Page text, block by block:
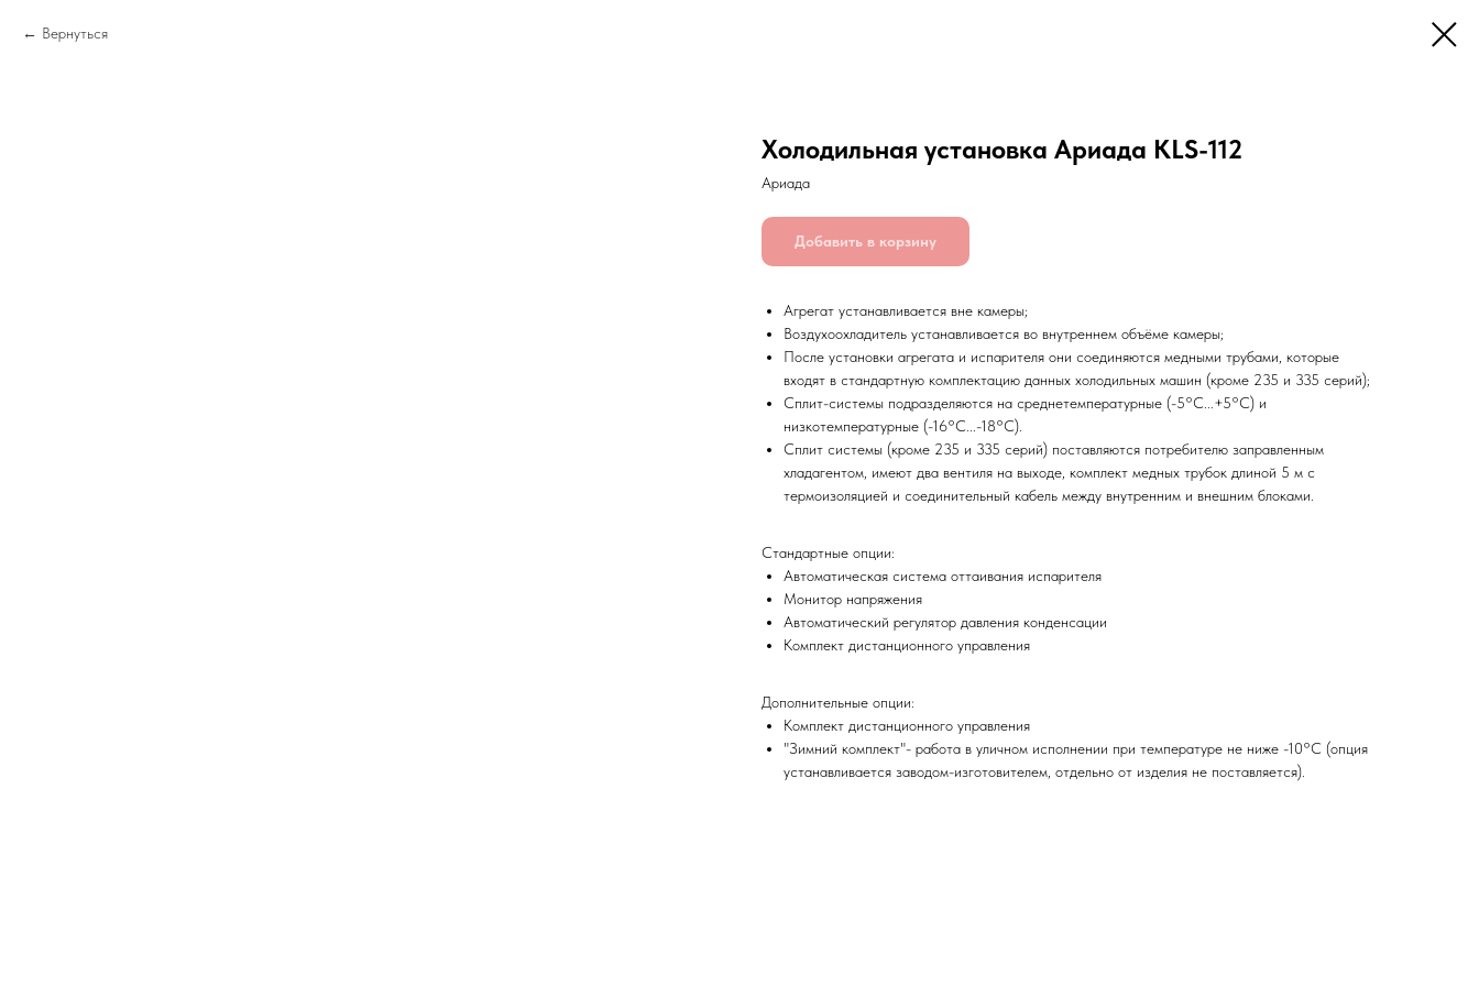
Вернуться
Холодильная установка Ариада KLS-112
Ариада
Добавить в корзину
Агрегат устанавливается вне камеры;
Воздухоохладитель устанавливается во внутреннем объёме камеры;
После установки агрегата и испарителя они соединяются медными трубами, которые
входят в стандартную комплектацию данных холодильных машин (кроме 235 и 335 серий);
Сплит-системы подразделяются на среднетемпературные (-5°С...+5°С) и
низкотемпературные (-16°С...-18°С).
Сплит системы (кроме 235 и 335 серий) поставляются потребителю заправленным
хладагентом, имеют два вентиля на выходе, комплект медных трубок длиной 5 м с
термоизоляцией и соединительный кабель между внутренним и внешним блоками.
Стандартные опции:
Автоматическая система оттаивания испарителя
Монитор напряжения
Автоматический регулятор давления конденсации
Комплект дистанционного управления
Дополнительные опции:
Комплект дистанционного управления
"Зимний комплект"- работа в уличном исполнении при температуре не ниже -10°С (опция
устанавливается заводом-изготовителем, отдельно от изделия не поставляется).